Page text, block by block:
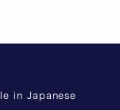
in Japanese